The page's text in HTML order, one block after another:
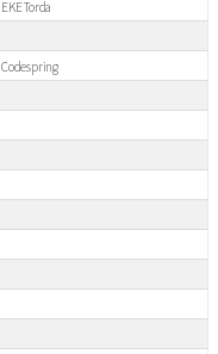
EKE Torda
Codespring